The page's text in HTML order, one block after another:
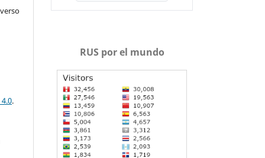
.
RUS por el mundo